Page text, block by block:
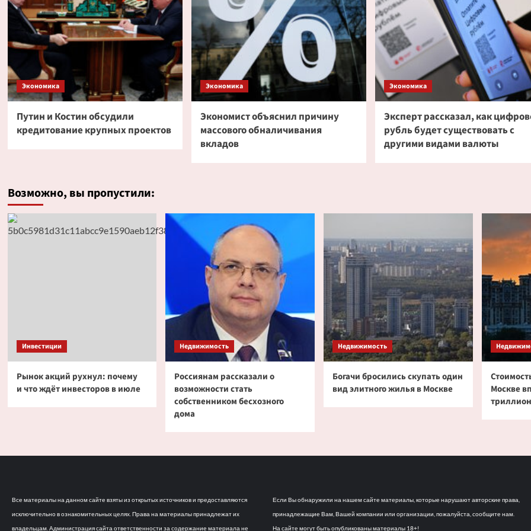
Экономика
Путин и Костин обсудили
кредитование крупных проектов
Экономика
Экономист объяснил причину
массового обналичивания
вкладов
Экономика
Эксперт рассказал, как
рубль будет существовать с
другими видами валюты
Возможно, вы пропустили:
Инвестиции
Рынок акций рухнул: почему
и что ждёт инвесторов в июле
Недвижимость
Россиянам рассказали о
возможности стать
собственником бесхозного
дома
Недвижимость
Богачи бросились скупать один
вид элитного жилья в Москве
Москве
Все материалы на данном сайте взяты из открытых источников и предоставляются
исключительно в ознакомительных целях. Права на материалы принадлежат их
владельцам. Администрация сайта ответственности за содержание материала не
Если Вы обнаружили на нашем сайте материалы, которые нарушают авторские права,
принадлежащие Вам, Вашей компании или организации, пожалуйста, сообщите нам.
На сайте могут быть опубликованы материалы 18+!